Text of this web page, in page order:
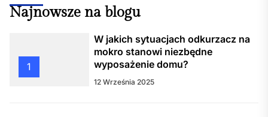
Najnowsze na blogu
1
W jakich sytuacjach odkurzacz na
mokro stanowi niezbędne
wyposażenie domu?
12 Września 2025